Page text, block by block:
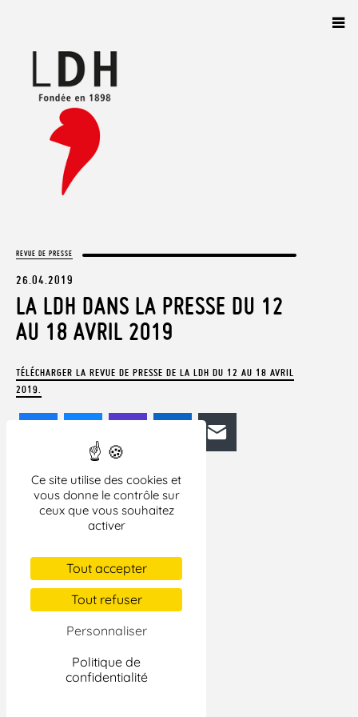
Ce site utilise des cookies et
vous donne le contrôle sur
ceux que vous souhaitez
activer
Tout accepter
Tout refuser
Personnaliser
Politique de
confidentialité
REVUE DE PRESSE
26.04.2019
LA LDH DANS LA PRESSE DU 12
AU 18 AVRIL 2019
TÉLÉCHARGER LA REVUE DE PRESSE DE LA LDH DU 12 AU 18 AVRIL
2019.
MastodonLinkedIn